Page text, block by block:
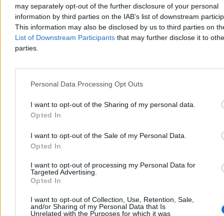
may separately opt-out of the further disclosure of your personal
information by third parties on the IAB’s list of downstream
This information may also be disclosed by us to third parties on
List of Downstream Participants that may further disclose it to
parties.
Personal Data Processing Opt Outs
I want to opt-out of the Sharing of my personal data.
Opted In
I want to opt-out of the Sale of my Personal Data.
Opted In
I want to opt-out of processing my Personal Data for
Targeted Advertising.
Opted In
I want to opt-out of Collection, Use, Retention, Sale,
and/or Sharing of my Personal Data that Is
Unrelated with the Purposes for which it was
Katarzyna Dybińska
Dzisiaj 11:02
4 min